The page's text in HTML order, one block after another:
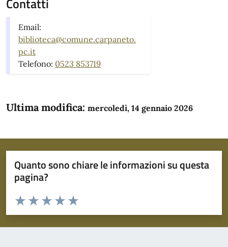
Email:
biblioteca@comune.carpaneto.
pc.it
Telefono: 0523 853719
Ultima modifica: mercoledì, 14 gennaio 2026
Quanto sono chiare le informazioni su questa
pagina?
Domanda
Valuta da 1 a 5 stelle la pagina
Valuta 5 stelle su 5
Valuta 4 stelle su 5
Valuta 3 stelle su 5
Valuta 2 stelle su 5
Valuta 1 stelle su 5